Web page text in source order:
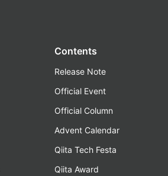
Contents
Release Note
Official Event
Official Column
Advent Calendar
Qiita Tech Festa
Qiita Award